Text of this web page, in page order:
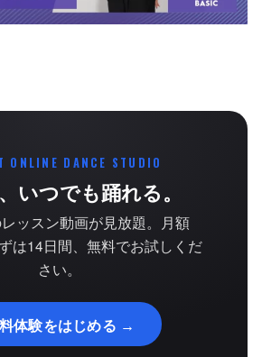
ONLINE DANCE STUDIO
いつでも踊れる。
ッスン動画が見放題。月額
は14日間、無料でお試しくだ
さい。
体験をはじめる →